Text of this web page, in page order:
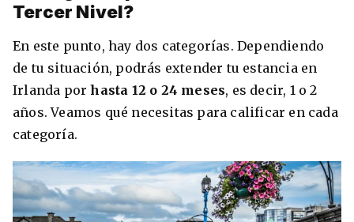
Tercer Nivel?
En este punto, hay dos categorías. Dependiendo
de tu situación, podrás extender tu estancia en
Irlanda por hasta 12 o 24 meses, es decir, 1 o 2
años. Veamos qué necesitas para calificar en cada
categoría.